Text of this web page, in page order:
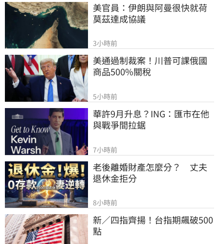
美官員：伊朗與阿曼很快就荷
莫茲達成協議
3小時前
美通過制裁案！川普可課俄國
商品500%關稅
5小時前
華許9月升息？ING：匯市在他
與戰爭間拉鋸
7小時前
老後離婚財產怎麼分？　丈夫
退休金拒分
8小時前
新／四指齊揚！台指期飆破500
點